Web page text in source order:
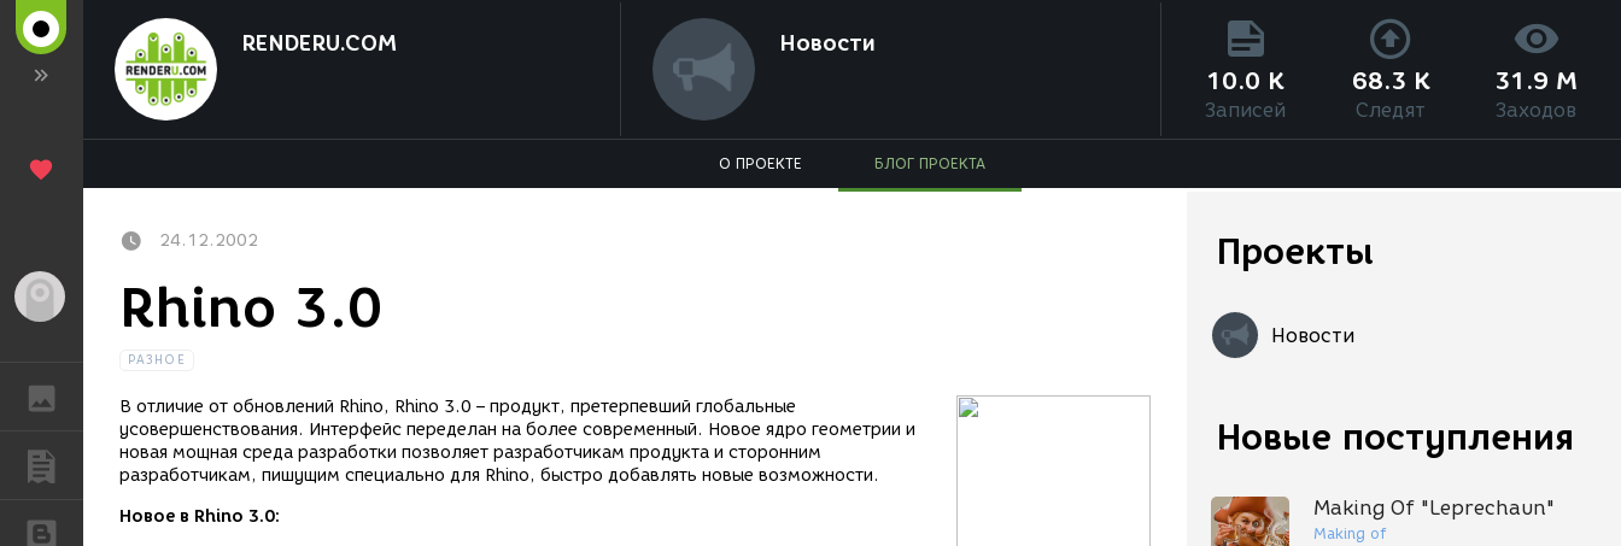
ГАЛЕРЕЯ
ПУБЛИКАЦИИ
RENDERU.COM Новости
10.0 K
Записей
68.3 K
Следят
31.9 M
Заходов
О ПРОЕКТЕ БЛОГ ПРОЕКТА
Проекты
Новости
Новые поступления
Making Of "Leprechaun"
Making of
24.12.2002
Rhino 3.0
РАЗНОЕ
В отличие от обновлений Rhino, Rhino 3.0 – продукт, претерпевший глобальные
усовершенствования. Интерфейс переделан на более современный. Новое ядро геометрии и
новая мощная среда разработки позволяет разработчикам продукта и сторонним
разработчикам, пишущим специально для Rhino, быстро добавлять новые возможности.
Новое в Rhino 3.0: